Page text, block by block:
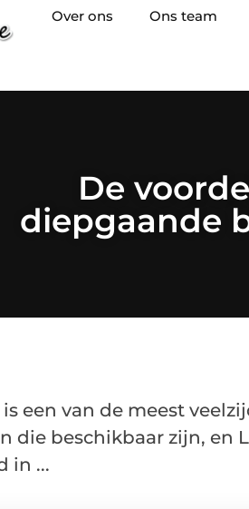
Over ons Ons team
De
diepgaande
een van de meest
die beschikbaar zijn, en
in ...